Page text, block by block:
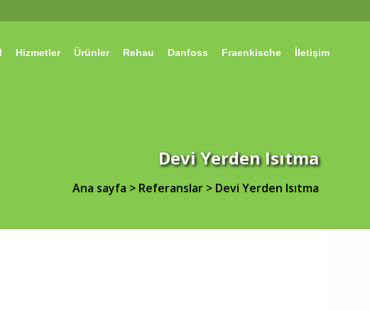
Hizmetler Ürünler Rehau Danfoss Fraenkische İletişim
Devi Yerden Isıtma
Ana sayfa > Referanslar > Devi Yerden Isıtma